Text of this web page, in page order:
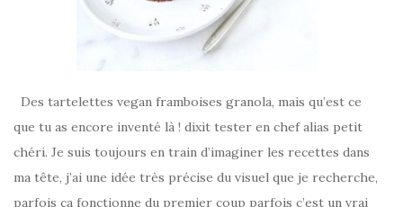
Des tartelettes vegan framboises granola, mais qu’est ce
que tu as encore inventé là ! dixit tester en chef alias petit
chéri. Je suis toujours en train d’imaginer les recettes dans
ma tête, j’ai une idée très précise du visuel que je recherche,
parfois ça fonctionne du premier coup parfois c’est un vrai